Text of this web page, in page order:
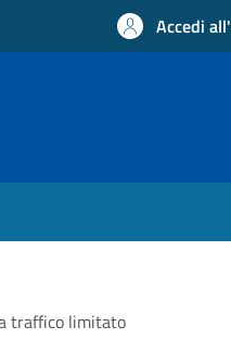
Accedi
traffico limitato